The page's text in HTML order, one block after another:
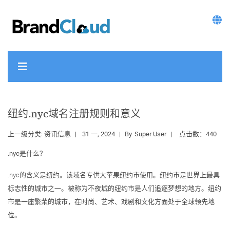
纽约.nyc域名注册规则和意义
上一级分类: 资讯信息 31 一, 2024 By Super User 点击数：440
.nyc是什么？
.nyc的含义是纽约。该域名专供大苹果纽约市使用。纽约市是世界上最具
标志性的城市之一。被称为不夜城的纽约市是人们追逐梦想的地方。纽约
市是一座繁荣的城市，在时尚、艺术、戏剧和文化方面处于全球领先地
位。